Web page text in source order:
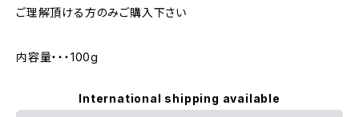
ご理解頂ける方のみご購入下さい
内容量・・・100g
International shipping available